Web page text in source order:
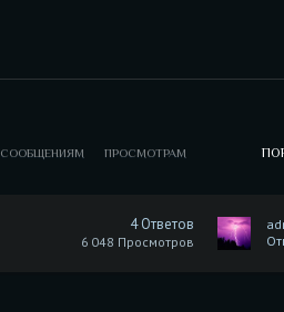
СООБЩЕНИЯМ ПРОСМОТРАМ
4 Ответов
6 048 Просмотров